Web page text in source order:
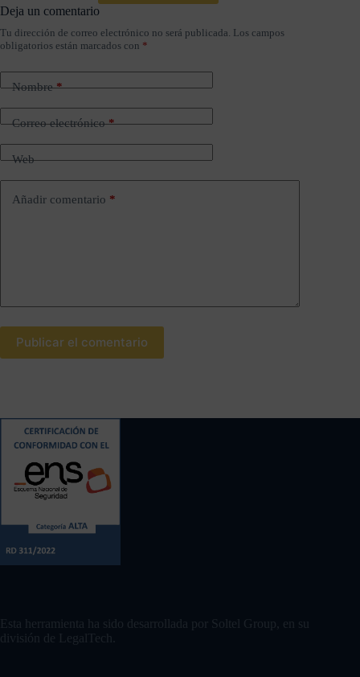
Deja un comentario
Tu dirección de correo electrónico no será publicada. Los campos
obligatorios están marcados con *
Nombre*
Correo electrónico*
Web
Añadir comentario *
Publicar el comentario
Contacto
Esta herramienta ha sido desarrollada por Soltel Group, en su
división de LegalTech.